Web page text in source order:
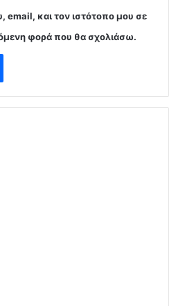
και τον ιστότοπο μου σε
φορά που θα σχολιάσω.